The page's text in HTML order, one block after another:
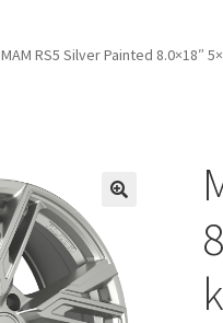
MAM RS5 Silver Painted 8.0×18″